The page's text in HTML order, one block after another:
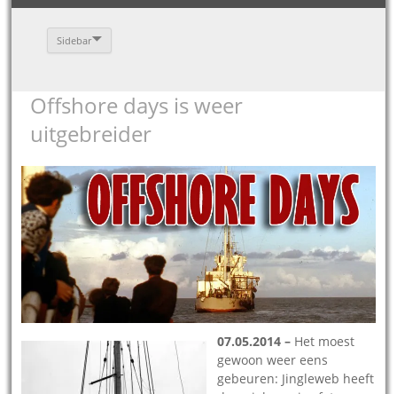
Sidebar
Offshore days is weer
uitgebreider
07.05.2014 – Het moest
gewoon weer eens
gebeuren: Jingleweb heeft